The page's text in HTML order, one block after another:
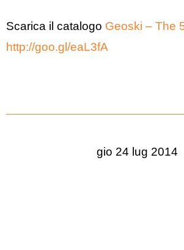
Scarica il catalogo Geoski – The
http://goo.gl/eaL3fA
gio 24 lug 2014